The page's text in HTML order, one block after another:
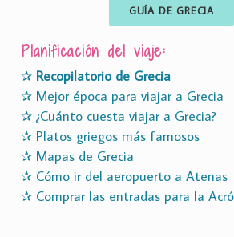
GUÍA DE GRECIA
Planificación del viaje:
✰ Recopilatorio de Grecia
✰ Mejor época para viajar a Grecia
✰ ¿Cuánto cuesta viajar a Grecia?
✰ Platos griegos más famosos
✰ Mapas de Grecia
✰ Cómo ir del aeropuerto a Atenas
✰ Comprar las entradas para la